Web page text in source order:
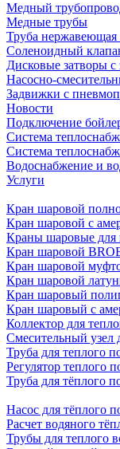
Медный
Медные трубы
Труба нержавеющая
Соленоидный
Дисковые затворы
Насосно-
Задвижки с
Новости
Подключение
Система
Система
Водоснабжение и
Услуги
Кран шаровой
Кран шаровой с
Краны шаровые для
Кран шаровой
Кран шаровой
Кран шаровой
Кран шаровый
Кран шаровый с
Коллектор для
Смесительный узел
Труба для теплого
Регулятор теплого
Труба для тёплого
Насос для тёплого
Расчет водяного
Трубы для теплого